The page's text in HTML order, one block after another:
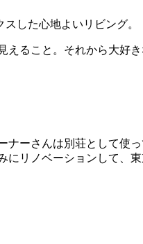
した心地よいリビング。
ること。それから大
ーさんは別荘として使
リノベーションして、